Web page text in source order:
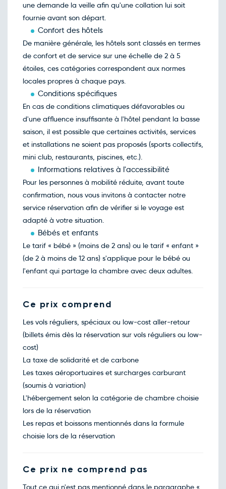
une demande la veille afin qu'une collation lui soit
fournie avant son départ.
Confort des hôtels
De manière générale, les hôtels sont classés en termes
de confort et de service sur une échelle de 2 à 5
étoiles, ces catégories correspondent aux normes
locales propres à chaque pays.
Conditions spécifiques
En cas de conditions climatiques défavorables ou
d'une affluence insuffisante à l'hôtel pendant la basse
saison, il est possible que certaines activités, services
et installations ne soient pas proposés (sports collectifs,
mini club, restaurants, piscines, etc.).
Informations relatives à l'accessibilité
Pour les personnes à mobilité réduite, avant toute
confirmation, nous vous invitons à contacter notre
service réservation afin de vérifier si le voyage est
adapté à votre situation.
Bébés et enfants
Le tarif « bébé » (moins de 2 ans) ou le tarif « enfant »
(de 2 à moins de 12 ans) s'applique pour le bébé ou
l'enfant qui partage la chambre avec deux adultes.
Ce prix comprend
Les vols réguliers, spéciaux ou low-cost aller-retour
(billets émis dès la réservation sur vols réguliers ou low-
cost)
La taxe de solidarité et de carbone
Les taxes aéroportuaires et surcharges carburant
(soumis à variation)
L'hébergement selon la catégorie de chambre choisie
lors de la réservation
Les repas et boissons mentionnés dans la formule
choisie lors de la réservation
Ce prix ne comprend pas
Tout ce qui n'est pas mentionné dans le paragraphe «